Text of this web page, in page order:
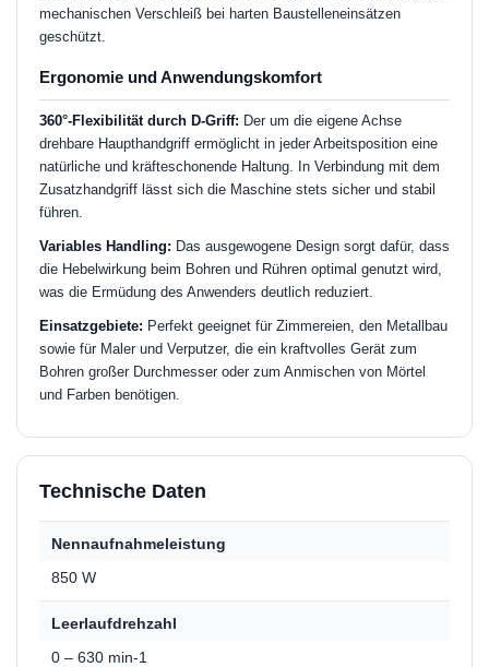
mechanischen Verschleiß bei harten Baustelleneinsätzen
geschützt.
Ergonomie und Anwendungskomfort
360°-Flexibilität durch D-Griff: Der um die eigene Achse
drehbare Haupthandgriff ermöglicht in jeder Arbeitsposition eine
natürliche und kräfteschonende Haltung. In Verbindung mit dem
Zusatzhandgriff lässt sich die Maschine stets sicher und stabil
führen.
Variables Handling: Das ausgewogene Design sorgt dafür, dass
die Hebelwirkung beim Bohren und Rühren optimal genutzt wird,
was die Ermüdung des Anwenders deutlich reduziert.
Einsatzgebiete: Perfekt geeignet für Zimmereien, den Metallbau
sowie für Maler und Verputzer, die ein kraftvolles Gerät zum
Bohren großer Durchmesser oder zum Anmischen von Mörtel
und Farben benötigen.
Technische Daten
Nennaufnahmeleistung
850 W
Leerlaufdrehzahl
0 – 630 min-1